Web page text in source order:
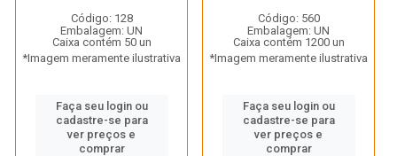
Código: 128
Embalagem: UN
Caixa contém 50 un
*Imagem meramente ilustrativa
Faça seu login ou
cadastre-se para
ver preços e
comprar
Código: 560
Embalagem: UN
Caixa contém 1200 un
*Imagem meramente ilustrativa
Faça seu login ou
cadastre-se para
ver preços e
comprar